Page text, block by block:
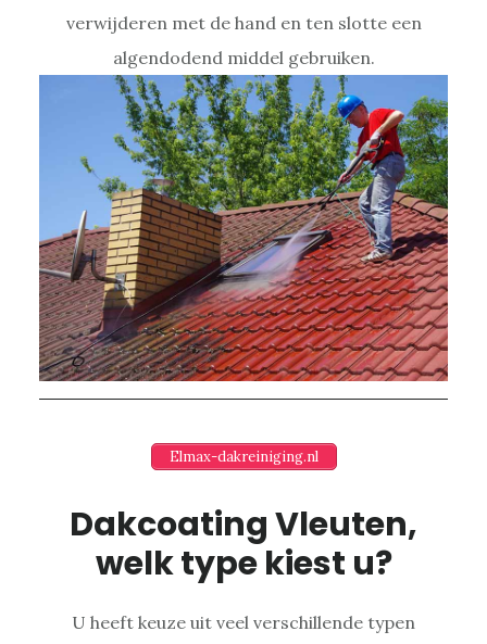
verwijderen met de hand en ten slotte een
algendodend middel gebruiken.
Elmax-dakreiniging.nl
Dakcoating Vleuten,
welk type kiest u?
U heeft keuze uit veel verschillende typen